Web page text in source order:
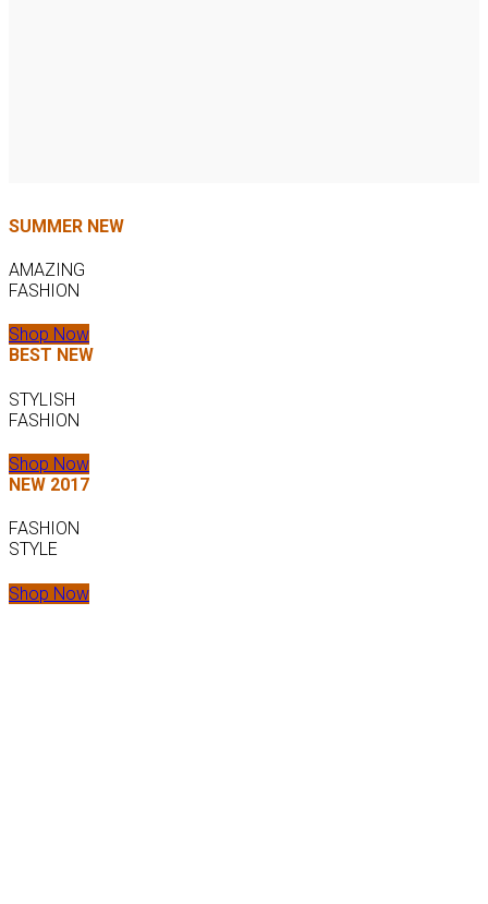
SUMMER NEW
AMAZING
FASHION
Shop Now
BEST NEW
STYLISH
FASHION
Shop Now
NEW 2017
FASHION
STYLE
Shop Now